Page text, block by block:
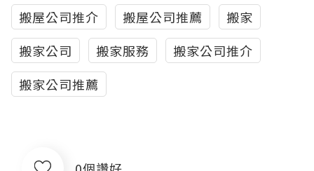
搬屋公司推介
搬屋公司推薦
搬家
搬家公司
搬家服務
搬家公司推介
搬家公司推薦